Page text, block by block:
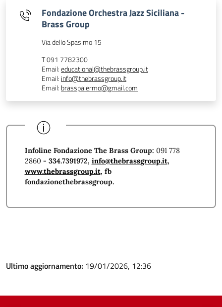
Fondazione Orchestra Jazz Siciliana -
Brass Group
Via dello Spasimo 15
T 091 7782300
Email:educational@thebrassgroup.it
Email: info@thebrassgroup.it
Email: brasspalermo@gmail.com
Infoline Fondazione The Brass Group: 091 778
2860 - 334.7391972, info@thebrassgroup.it,
www.thebrassgroup.it, fb
fondazionethebrassgroup.
Ultimo aggiornamento: 19/01/2026, 12:36